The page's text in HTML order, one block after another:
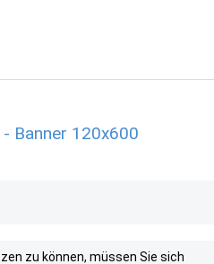
Banner 120x600
zu können, müssen Sie sich